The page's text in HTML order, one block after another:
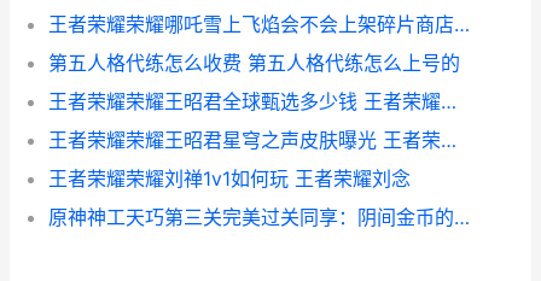
王者荣耀荣耀哪吒雪上飞焰会不会上架碎片商店 王者荣耀荣耀哪个区厉害
第五人格代练怎么收费 第五人格代练怎么上号的
王者荣耀荣耀王昭君全球甄选多少钱 王者荣耀荣耀王者什么水平
王者荣耀荣耀王昭君星穹之声皮肤曝光 王者荣耀荣耀王者称号哪个含金量高
王者荣耀荣耀刘禅1v1如何玩 王者荣耀刘念
原神神工天巧第三关完美过关同享：阴间金币的位置 原神天工大剑怎么获得